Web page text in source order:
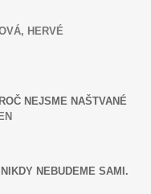
HERVÉ
NEJSME NAŠTVANÉ
NEBUDEME SAMI.